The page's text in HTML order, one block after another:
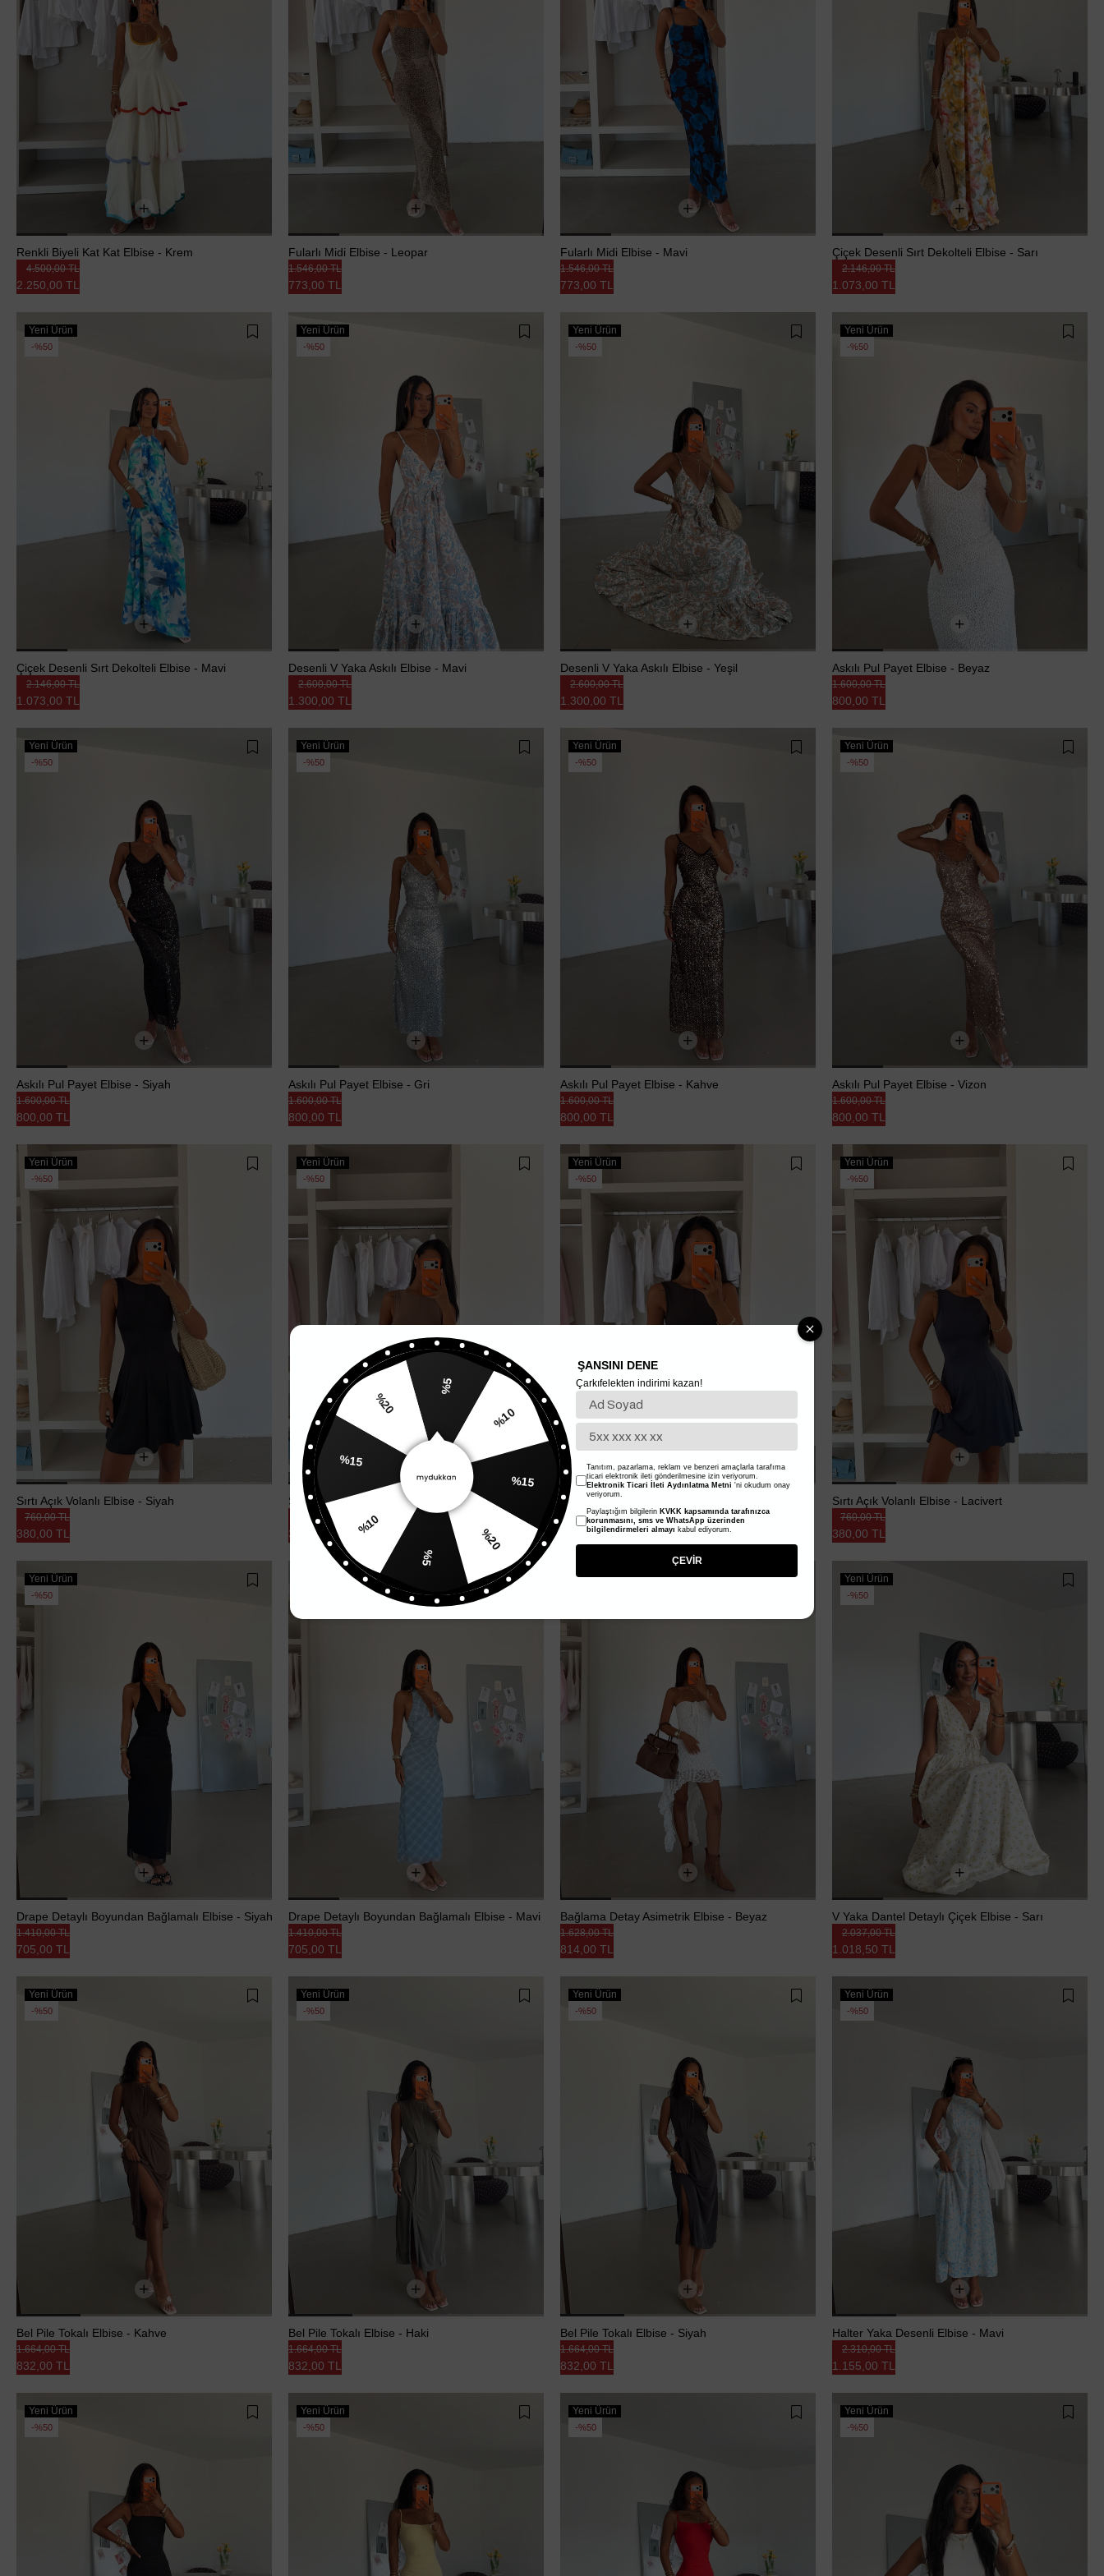
Renkli Biyeli Kat Kat Elbise - Krem
2.250,00 TL
4.500,00 TL
Fularlı Midi Elbise - Leopar
773,00 TL
1.546,00 TL
Fularlı Midi Elbise - Mavi
773,00 TL
1.546,00 TL
Çiçek Desenli Sırt Dekolteli Elbise - Sarı
1.073,00 TL
2.146,00 TL
Yeni Ürün
%50
Çiçek Desenli Sırt Dekolteli Elbise - Mavi
1.073,00 TL
2.146,00 TL
Yeni Ürün
%50
Desenli V Yaka Askılı Elbise - Mavi
1.300,00 TL
2.600,00 TL
Yeni Ürün
%50
Desenli V Yaka Askılı Elbise - Yeşil
1.300,00 TL
2.600,00 TL
Yeni Ürün
%50
Askılı Pul Payet Elbise - Beyaz
800,00 TL
1.600,00 TL
Yeni Ürün
%50
Askılı Pul Payet Elbise - Siyah
800,00 TL
1.600,00 TL
Yeni Ürün
%50
Askılı Pul Payet Elbise - Gri
800,00 TL
1.600,00 TL
Yeni Ürün
%50
Askılı Pul Payet Elbise - Kahve
800,00 TL
1.600,00 TL
Yeni Ürün
%50
Askılı Pul Payet Elbise - Vizon
800,00 TL
1.600,00 TL
Yeni Ürün
%50
Sırtı Açık Volanlı Elbise - Siyah
380,00 TL
760,00 TL
Yeni Ürün
%50
Sırtı Açık Volanlı Elbise - Vizon
380,00 TL
760,00 TL
Yeni Ürün
%50
Sırtı Açık Volanlı Elbise - Füme
380,00 TL
760,00 TL
Yeni Ürün
%50
Sırtı Açık Volanlı Elbise - Lacivert
380,00 TL
760,00 TL
Yeni Ürün
%50
Drape Detaylı Boyundan Bağlamalı Elbise - Siyah
705,00 TL
1.410,00 TL
Drape Detaylı Boyundan Bağlamalı Elbise - Mavi
705,00 TL
1.410,00 TL
Yeni Ürün
Bağlama Detay Asimetrik Elbise - Beyaz
814,00 TL
1.628,00 TL
Yeni Ürün
%50
V Yaka Dantel Detaylı Çiçek Elbise - Sarı
1.018,50 TL
2.037,00 TL
Yeni Ürün
%50
Bel Pile Tokalı Elbise - Kahve
832,00 TL
1.664,00 TL
Yeni Ürün
%50
Bel Pile Tokalı Elbise - Haki
832,00 TL
1.664,00 TL
Yeni Ürün
%50
Bel Pile Tokalı Elbise - Siyah
832,00 TL
1.664,00 TL
Yeni Ürün
%50
Halter Yaka Desenli Elbise - Mavi
1.155,00 TL
2.310,00 TL
Yeni Ürün
%50
Yeni Ürün
%50
Yeni Ürün
%50
Yeni Ürün
%50
%5
%10
%15
%20
%5
%10
%20
ŞANSINI DENE
Çarkıfelekten indirimi kazan!
Tanıtım, pazarlama, reklam ve benzeri amaçlarla tarafıma
ticari elektronik ileti gönderilmesine izin veriyorum.
Elektronik Ticari İleti Aydınlatma Metni 'ni okudum onay
veriyorum.
Paylaştığım bilgilerin KVKK kapsamında tarafınızca
korunmasını, sms ve WhatsApp üzerinden
bilgilendirmeleri almayı kabul ediyorum.
ÇEVİR